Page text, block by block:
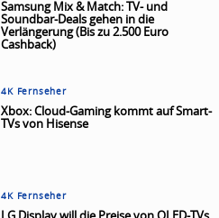
Samsung Mix & Match: TV- und
Soundbar-Deals gehen in die
Verlängerung (Bis zu 2.500 Euro
Cashback)
4K Fernseher
Xbox: Cloud-Gaming kommt auf Smart-
TVs von Hisense
4K Fernseher